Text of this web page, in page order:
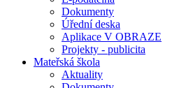
Dokumenty
Úřední deska
Aplikace V OBRAZE
Projekty - publicita
Mateřská škola
Aktuality